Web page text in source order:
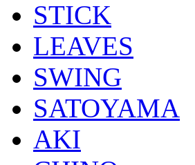
STICK
LEAVES
SWING
SATOYAMA
AKI